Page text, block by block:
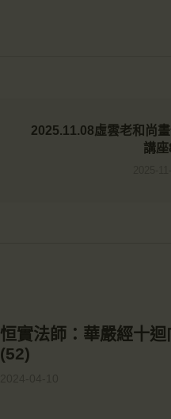
2025.11.08虛雲老和尚
講座
恒實法師：華嚴經十迴
(52)